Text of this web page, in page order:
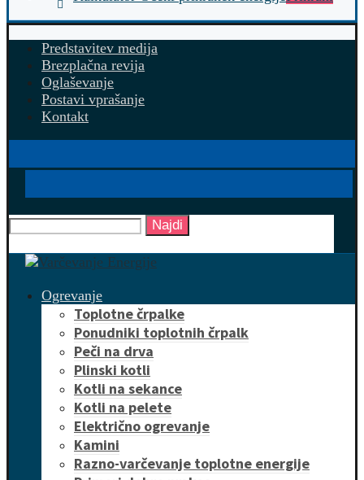
Predstavitev medija
Brezplačna revija
Oglaševanje
Postavi vprašanje
Kontakt
Najdi
Ogrevanje
Toplotne črpalke
Ponudniki toplotnih črpalk
Peči na drva
Plinski kotli
Kotli na sekance
Kotli na pelete
Električno ogrevanje
Kamini
Razno-varčevanje toplotne energije